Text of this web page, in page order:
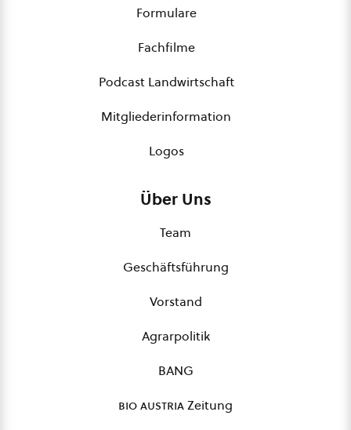
Formulare
Fachfilme
Podcast Landwirtschaft
Mitgliederinformation
Logos
Über Uns
Team
Geschäftsführung
Vorstand
Agrarpolitik
BANG
bio austriaZeitung